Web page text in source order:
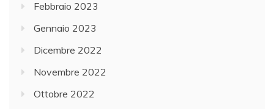
Febbraio 2023
Gennaio 2023
Dicembre 2022
Novembre 2022
Ottobre 2022